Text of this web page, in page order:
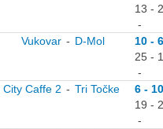
13 -
-
Vukovar - D-Mol
10 - 6
25 -
-
City Caffe 2 - Tri Točke
6 - 10
19 -
-